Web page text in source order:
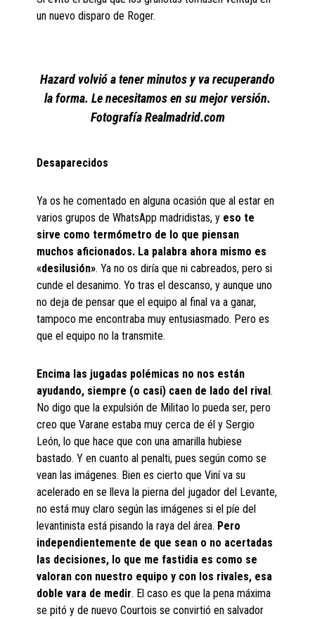
un nuevo disparo de Roger.
Hazard volvió a tener minutos y va recuperando
la forma. Le necesitamos en su mejor versión.
Fotografía Realmadrid.com
Desaparecidos
Ya os he comentado en alguna ocasión que al estar en
varios grupos de WhatsApp madridistas, y eso te
sirve como termómetro de lo que piensan
muchos aficionados. La palabra ahora mismo es
«desilusión». Ya no os diría que ni cabreados, pero si
cunde el desanimo. Yo tras el descanso, y aunque uno
no deja de pensar que el equipo al final va a ganar,
tampoco me encontraba muy entusiasmado. Pero es
que el equipo no la transmite.
Encima las jugadas polémicas no nos están
ayudando, siempre (o casi) caen de lado del rival.
No digo que la expulsión de Militao lo pueda ser, pero
creo que Varane estaba muy cerca de él y Sergio
León, lo que hace que con una amarilla hubiese
bastado. Y en cuanto al penalti, pues según como se
vean las imágenes. Bien es cierto que Viní va su
acelerado en se lleva la pierna del jugador del Levante,
no está muy claro según las imágenes si el píe del
levantinista está pisando la raya del área. Pero
independientemente de que sean o no acertadas
las decisiones, lo que me fastidia es como se
valoran con nuestro equipo y con los rivales, esa
doble vara de medir. El caso es que la pena máxima
se pitó y de nuevo Courtois se convirtió en salvador